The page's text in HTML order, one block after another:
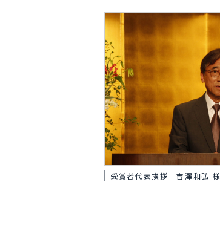
受賞者代表挨拶 吉澤和弘 様